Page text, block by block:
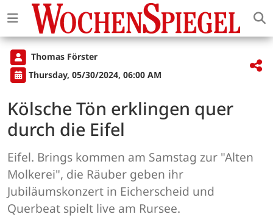
Thomas Förster
Thursday, 05/30/2024, 06:00 AM
Kölsche Tön erklingen quer
durch die Eifel
Eifel. Brings kommen am Samstag zur "Alten
Molkerei", die Räuber geben ihr
Jubiläumskonzert in Eicherscheid und
Querbeat spielt live am Rursee.